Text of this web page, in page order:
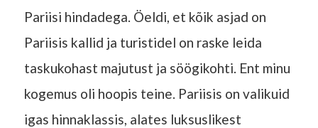
Pariisi hindadega. Öeldi, et kõik asjad on
Pariisis kallid ja turistidel on raske leida
taskukohast majutust ja söögikohti. Ent minu
kogemus oli hoopis teine. Pariisis on valikuid
igas hinnaklassis, alates luksuslikest